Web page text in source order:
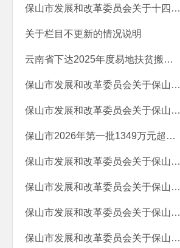
保山市发展和改革委员会关于十四五新能源项目接入工程（隆阳区六合光伏...
关于栏目不更新的情况说明
云南省下达2025年度易地扶贫搬迁进城大中型安置区水电物业费减免补贴183...
保山市发展和改革委员会关于保山中医药高等专科学校生物医药产教融合实...
保山市发展和改革委员会关于保山市精神病医院1号住院综合楼建设项目建议...
保山市2026年第一批1349万元超长期特别国债支持设备更新资金已经下达
保山市发展和改革委员会关于保山市县域医共体医疗设备更新项目（一期）...
保山市发展和改革委员会关于保山市人民医院医疗设备更新项目可行性研究...
保山市发展和改革委员会关于保山市县域医共体医疗设备更新项目（一期）...
保山市发展和改革委员会关于保山市人民医院医疗设备更新项目建议书的批复